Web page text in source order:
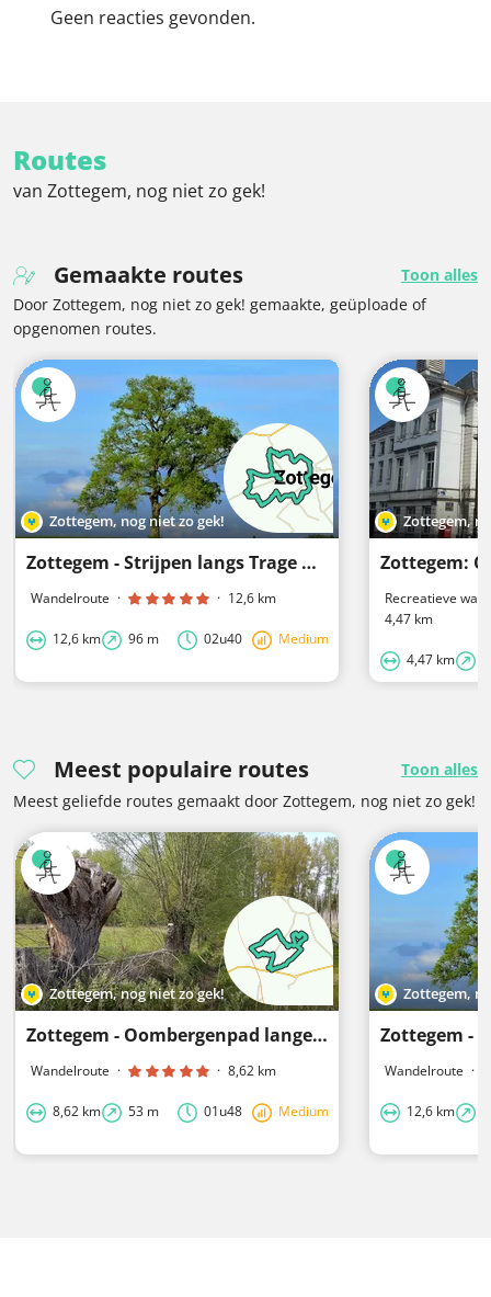
Geen reacties gevonden.
Routes
van Zottegem, nog niet zo gek!
Gemaakte routes
Toon alles
Door Zottegem, nog niet zo gek! gemaakte, geüploade of
opgenomen routes.
Zottegem, nog niet zo gek!
Zottegem - Strijpen langs Trage Wegen
Wandelroute · · 12,6 km
12,6 km 96 m 02u40 Medium
Zottegem,
Zottegem:
Recreatieve
4,47 km
4,47 km
Meest populaire routes
Toon alles
Meest geliefde routes gemaakt door Zottegem, nog niet zo gek!
Zottegem, nog niet zo gek!
Zottegem - Oombergenpad lange lus
Wandelroute · · 8,62 km
8,62 km 53 m 01u48 Medium
Zottegem,
Wandelroute ·
12,6 km